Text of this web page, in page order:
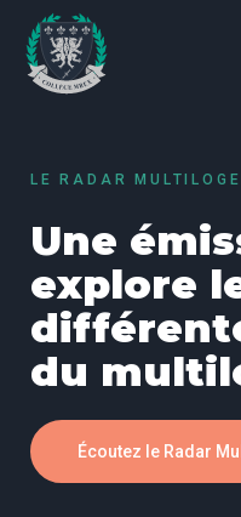
LE RADAR
Une
explore
du
Écoutez le Radar